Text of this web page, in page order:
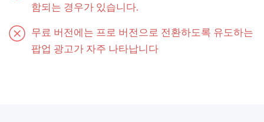
함되는 경우가 있습니다.
무료 버전에는 프로 버전으로 전환하도록 유도하는
팝업 광고가 자주 나타납니다